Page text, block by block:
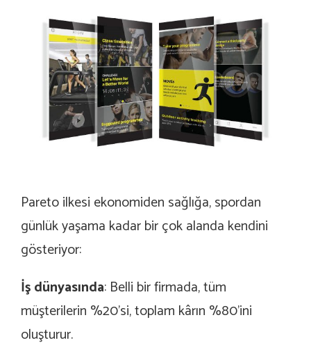
Pareto ilkesi ekonomiden sağlığa, spordan
günlük yaşama kadar bir çok alanda kendini
gösteriyor:
İş dünyasında: Belli bir firmada, tüm
müşterilerin %20’si, toplam kârın %80’ini
oluşturur.